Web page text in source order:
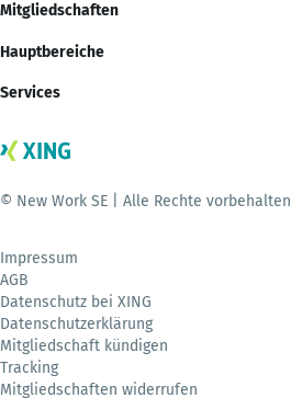
Mitgliedschaften
Hauptbereiche
Services
© New Work SE | Alle Rechte vorbehalten
Impressum
AGB
Datenschutz bei XING
Datenschutzerklärung
Mitgliedschaft kündigen
Tracking
Mitgliedschaften widerrufen